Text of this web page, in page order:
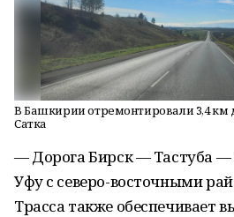
В Башкирии отремонтировали 3,4 км
Сатка
— Дорога Бирск — Тастуба —
Уфу с северо-восточными
Трасса также обеспечивает